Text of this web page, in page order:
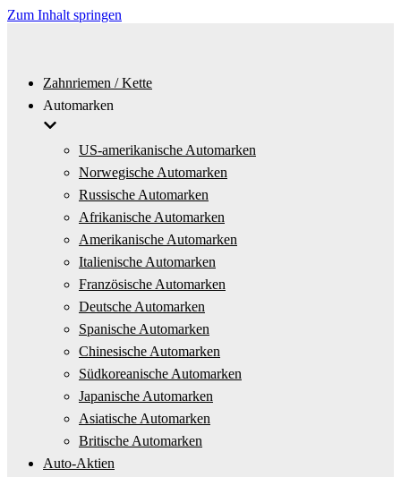
Zum Inhalt springen
Zahnriemen / Kette
Automarken
US-amerikanische Automarken
Norwegische Automarken
Russische Automarken
Afrikanische Automarken
Amerikanische Automarken
Italienische Automarken
Französische Automarken
Deutsche Automarken
Spanische Automarken
Chinesische Automarken
Südkoreanische Automarken
Japanische Automarken
Asiatische Automarken
Britische Automarken
Auto-Aktien